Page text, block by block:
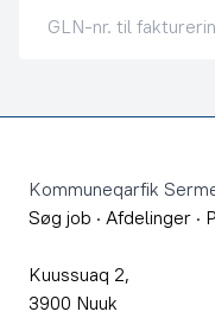
GLN-nr. til
Kommuneqarfik
Søg job · Afdelinger ·
Kuussuaq 2,
3900 Nuuk